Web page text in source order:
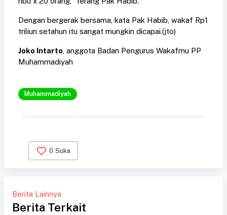
Dengan bergerak bersama, kata Pak Habib, wakaf Rp1
triliun setahun itu sangat mungkin dicapai.(jto)
Joko Intarto, anggota Badan Pengurus Wakafmu PP
Muhammadiyah
Muhammadiyah
0 Suka
Berita Lainnya
Berita Terkait